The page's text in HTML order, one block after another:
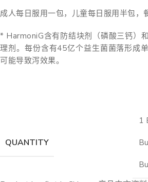
成人每日服用一包，儿童每日服用半包，
* HarmoniG含有防结块剂（磷酸三钙）
理剂。每份含有45亿个益生菌菌落形成
可能导致泻效果。
QUANTITY
1